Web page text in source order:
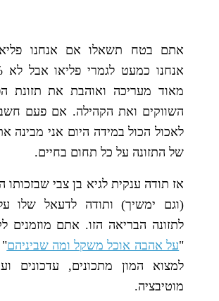
אתם בטח תשאלו אם אנחנו
מאוד מעריכה ואוהבת את תזונת
השווקים ואת הקהילה. אם פעם
לאכול הכול במידה היום אני מבינה
של התזונה על כל תחום בחיים.
אז תודה ענקית לגיא בן צבי שבזכותו
(וגם ימשיך) ותודה לדעאל שלו
לתזונה הבריאה הזו. אתם מוזמנים
"על אהבה אוכל משקל ומה שביניהם
למצוא המון מתכונים, עדכונים
מוטיבציה.